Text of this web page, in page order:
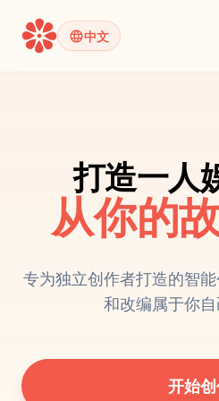
language中文
打造一人
从你的
专为独立创作者打造的智
和改编属于你自
开始